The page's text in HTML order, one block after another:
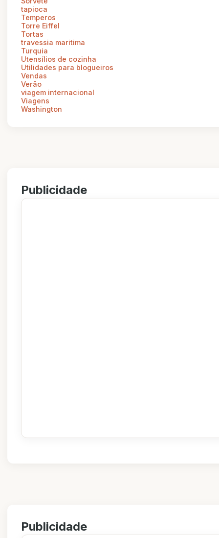
tapioca
Temperos
Torre Eiffel
Tortas
travessia maritima
Turquia
Utensílios de cozinha
Utilidades para blogueiros
Vendas
Verão
viagem internacional
Viagens
Washington
Publicidade
Publicidade